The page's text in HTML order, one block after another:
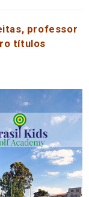
professor
títulos